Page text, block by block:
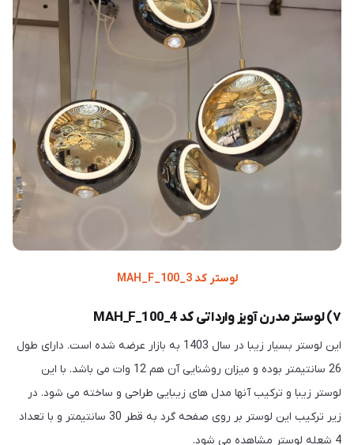
لوستر کد MAH_F_100_3
۷) لوستر مدرن آویز وارداتی کد MAH_F_100_4
این لوستر بسیار زیبا در سال 1403 به بازار عرضه شده است. دارای طول
26 سانتیمتر بوده و میزان روشنایی آن هم 12 وات می باشد. با این
لوستر زیبا و ترکیب آنها مدل های زیبایی طراحی و ساخته می شود. در
زیر ترکیب این لوستر بر روی صفحه گرد به قطر 30 سانتیمتر و با تعداد
4 شعله لوستر مشاهده می شود.